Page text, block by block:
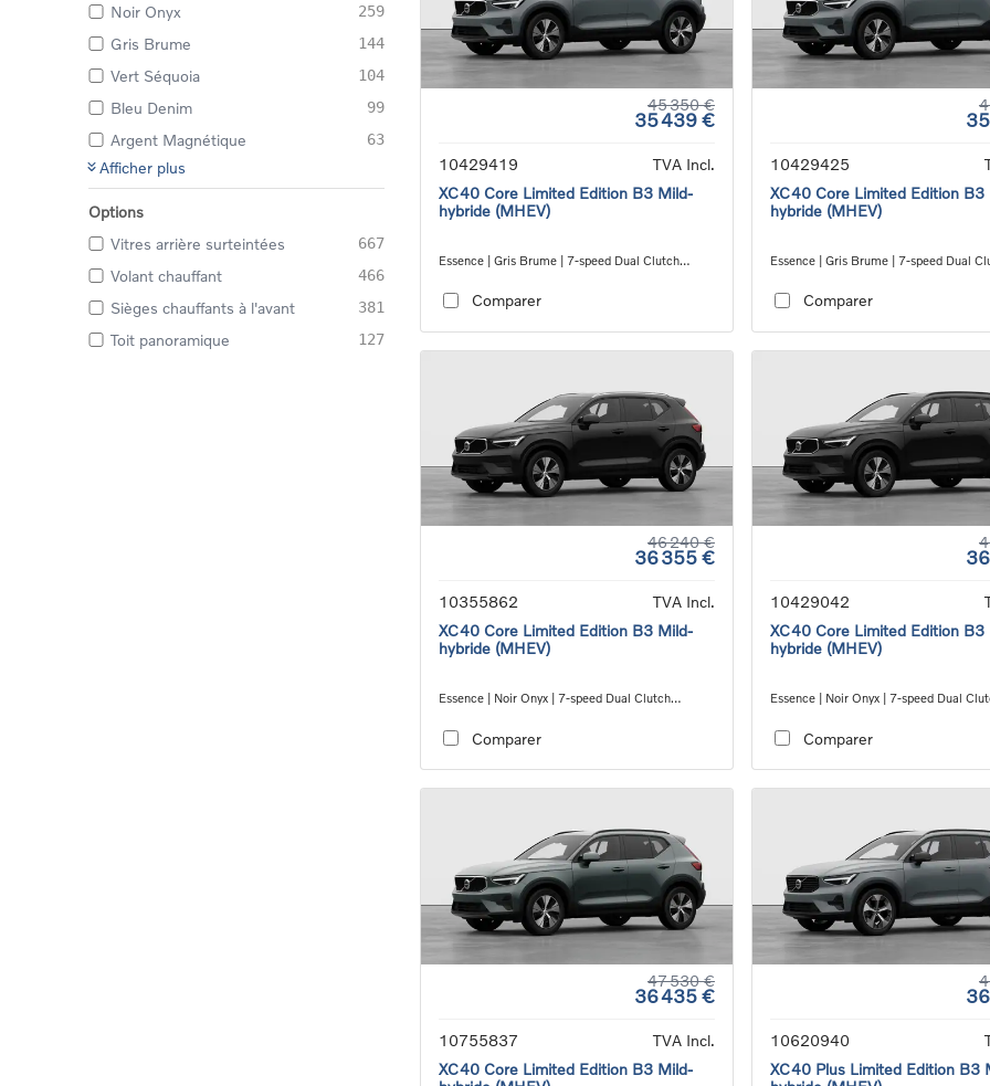
Noir Onyx
259
Gris Brume 144
Vert Séquoia 104
Bleu Denim 99
Argent Magnétique 63
Afficher plus
Options
Vitres arrière surteintées
667
Volant chauffant 466
Sièges chauffants à l'avant 381
Toit panoramique 127
45 350 €
35 439 €
10429419
TVA Incl.
XC40 Core Limited Edition B3 Mild-
hybride (MHEV)
Essence | Gris Brume | 7-speed Dual Clutch
Comparer
10429425
XC40 Core Limited Edition B3
hybride (MHEV)
Essence | Gris Brume | 7-speed Dual
Comparer
46 240 €
36 355 €
10355862
TVA Incl.
XC40 Core Limited Edition B3 Mild-
hybride (MHEV)
Essence | Noir Onyx | 7-speed Dual Clutch
Comparer
10429042
XC40 Core Limited Edition B3
hybride (MHEV)
Essence | Noir Onyx | 7-speed Dual
Comparer
47 530 €
36 435 €
10755837
TVA Incl.
XC40 Core Limited Edition B3 Mild-
10620940
XC40 Plus Limited Edition B3